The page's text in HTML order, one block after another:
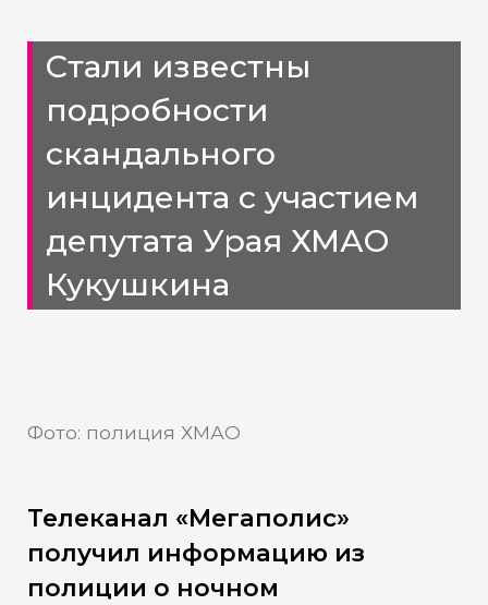
Стали известны
подробности
скандального
инцидента с участием
депутата Урая ХМАО
Кукушкина
Фото: полиция ХМАО
Телеканал «Мегаполис»
получил информацию из
полиции о ночном